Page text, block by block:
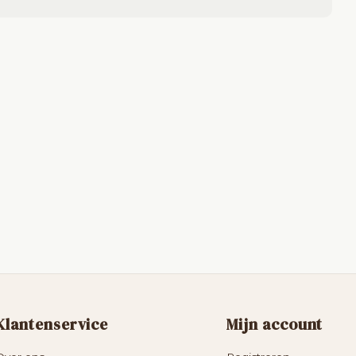
Mijn account